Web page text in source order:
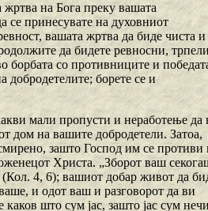
на Бога преку вашата
се принесувате на духовниот
вашата жртва да биде чиста и
да бидете ревносни,
борбата со противниците и
добродетелите; борете се и
мали пропусти и неработење да
дом на вашите добродетели. Затоа,
зашто Господ им се противи
Христа. „Зборот ваш
(Кол. 4, 6); вашиот добар живот да
и одот ваш и разговорот да ви
што сум јас, зашто јас сум